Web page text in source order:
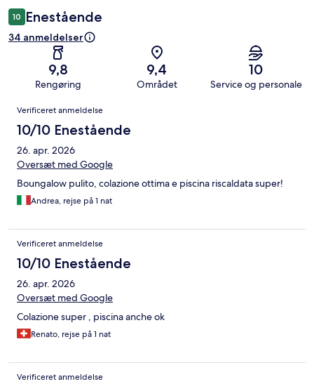
10 Enestående
34 anmeldelser
9,8
Rengøring
9,4
Området
10
Service og personale
Anmeldelser
Verificeret anmeldelse
10/10 Enestående
26. apr. 2026
Oversæt med Google
Boungalow pulito, colazione ottima e piscina riscaldata super!
Andrea, rejse på 1 nat
Verificeret anmeldelse
10/10 Enestående
26. apr. 2026
Oversæt med Google
Colazione super , piscina anche ok
Renato, rejse på 1 nat
Verificeret anmeldelse